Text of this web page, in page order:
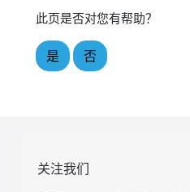
此页是否对您有帮助？
是 否
关注我们